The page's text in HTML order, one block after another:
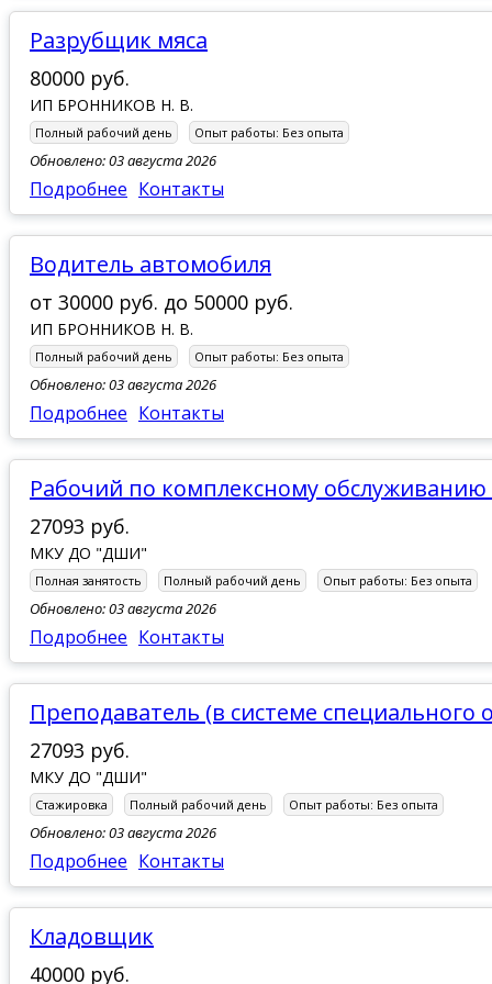
Разрубщик мяса
80000 руб.
ИП БРОННИКОВ Н. В.
Полный рабочий день Опыт работы: Без опыта
Обновлено: 03 августа 2026
Подробнее Контакты
Водитель автомобиля
от 30000 руб. до 50000 руб.
ИП БРОННИКОВ Н. В.
Полный рабочий день Опыт работы: Без опыта
Обновлено: 03 августа 2026
Подробнее Контакты
Рабочий по комплексному
27093 руб.
МКУ ДО "ДШИ"
Полная занятость Полный рабочий день Опыт работы: Без опыта
Обновлено: 03 августа 2026
Подробнее Контакты
Преподаватель (в системе специального
27093 руб.
МКУ ДО "ДШИ"
Стажировка Полный рабочий день Опыт работы: Без опыта
Обновлено: 03 августа 2026
Подробнее Контакты
Кладовщик
40000 руб.